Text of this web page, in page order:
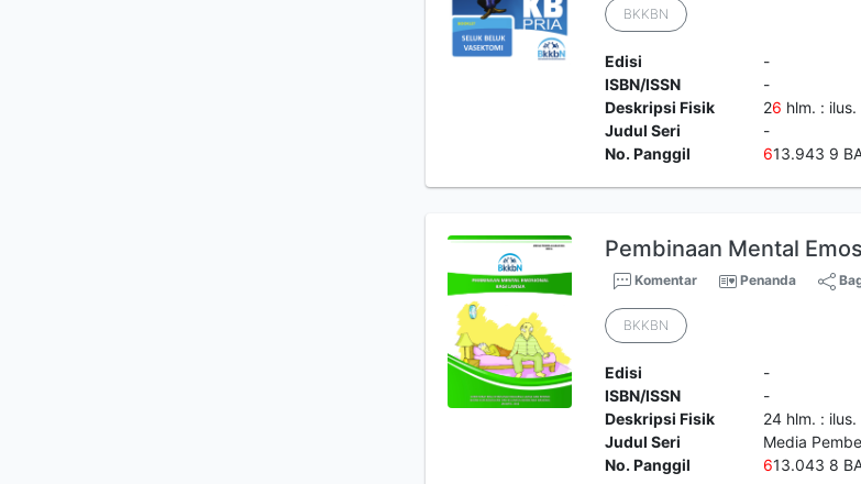
BKKBN
Edisi
-
ISBN/ISSN
-
Deskripsi Fisik
26 hlm. : ilus.
Judul Seri
-
No. Panggil
613.943 9
Pembinaan Mental
Komentar Penanda
BKKBN
Edisi
-
ISBN/ISSN
-
Deskripsi Fisik
24 hlm. : ilus.
Judul Seri
Media
No. Panggil
613.043 8